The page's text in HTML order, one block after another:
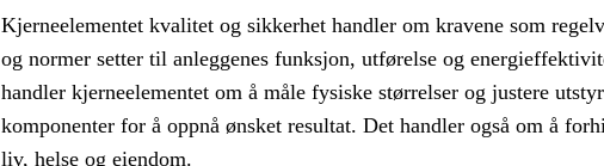
Kjerneelementet kvalitet og sikkerhet handler om kravene som
og normer setter til anleggenes funksjon, utførelse og
handler kjerneelementet om å måle fysiske størrelser og justere
komponenter for å oppnå ønsket resultat. Det handler også om å
liv, helse og eiendom.